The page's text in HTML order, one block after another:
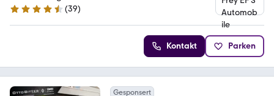
4.6 Sterne
(39)
Kontakt Parken
Gesponsert